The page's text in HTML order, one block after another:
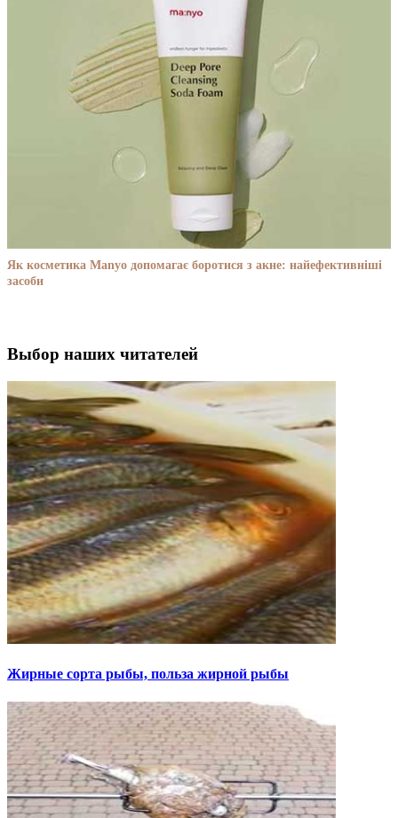
Як косметика Manyo допомагає боротися з акне: найефективніші
засоби
Выбор наших читателей
Жирные сорта рыбы, польза жирной рыбы